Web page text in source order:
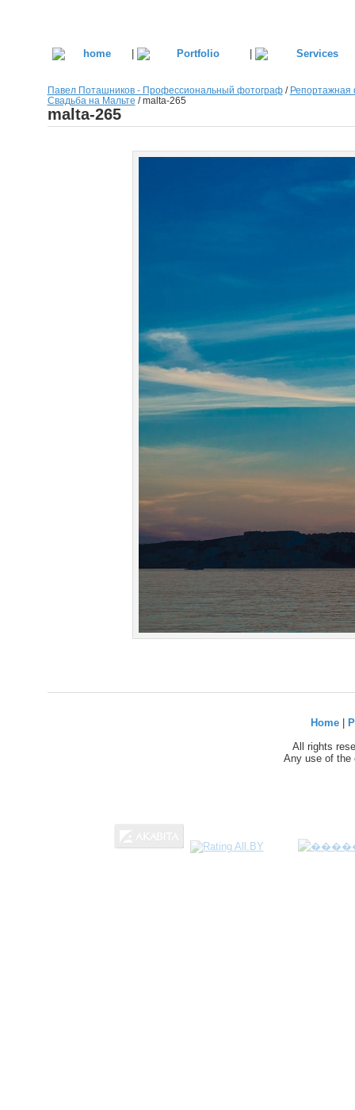
| |
Павел Поташников - Профессиональный фотограф/ Репортажная
Свадьба на Мальте /malta-265
malta-265
Home|
All rights
Any use of the